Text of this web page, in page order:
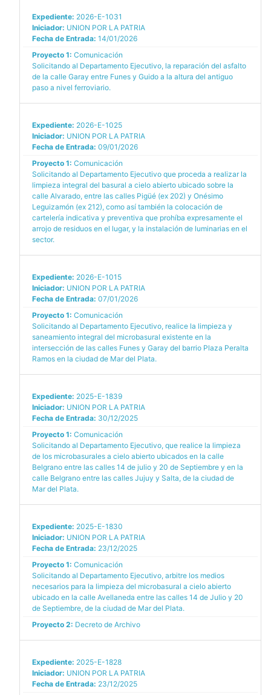
Expediente: 2026-E-1031
Iniciador: UNION POR LA PATRIA
Fecha de Entrada: 14/01/2026
Proyecto 1: Comunicación
Solicitando al Departamento Ejecutivo, la reparación del asfalto
de la calle Garay entre Funes y Guido a la altura del antiguo
paso a nivel ferroviario.
Expediente: 2026-E-1025
Iniciador: UNION POR LA PATRIA
Fecha de Entrada: 09/01/2026
Proyecto 1: Comunicación
Solicitando al Departamento Ejecutivo que proceda a realizar la
limpieza integral del basural a cielo abierto ubicado sobre la
calle Alvarado, entre las calles Pigüé (ex 202) y Onésimo
Leguizamón (ex 212), como así también la colocación de
cartelería indicativa y preventiva que prohíba expresamente el
arrojo de residuos en el lugar, y la instalación de luminarias en el
sector.
Expediente: 2026-E-1015
Iniciador: UNION POR LA PATRIA
Fecha de Entrada: 07/01/2026
Proyecto 1: Comunicación
Solicitando al Departamento Ejecutivo, realice la limpieza y
saneamiento integral del microbasural existente en la
intersección de las calles Funes y Garay del barrio Plaza Peralta
Ramos en la ciudad de Mar del Plata.
Expediente: 2025-E-1839
Iniciador: UNION POR LA PATRIA
Fecha de Entrada: 30/12/2025
Proyecto 1: Comunicación
Solicitando al Departamento Ejecutivo, que realice la limpieza
de los microbasurales a cielo abierto ubicados en la calle
Belgrano entre las calles 14 de julio y 20 de Septiembre y en la
calle Belgrano entre las calles Jujuy y Salta, de la ciudad de
Mar del Plata.
Expediente: 2025-E-1830
Iniciador: UNION POR LA PATRIA
Fecha de Entrada: 23/12/2025
Proyecto 1: Comunicación
Solicitando al Departamento Ejecutivo, arbitre los medios
necesarios para la limpieza del microbasural a cielo abierto
ubicado en la calle Avellaneda entre las calles 14 de Julio y 20
de Septiembre, de la ciudad de Mar del Plata.
Proyecto 2: Decreto de Archivo
Expediente: 2025-E-1828
Iniciador: UNION POR LA PATRIA
Fecha de Entrada: 23/12/2025